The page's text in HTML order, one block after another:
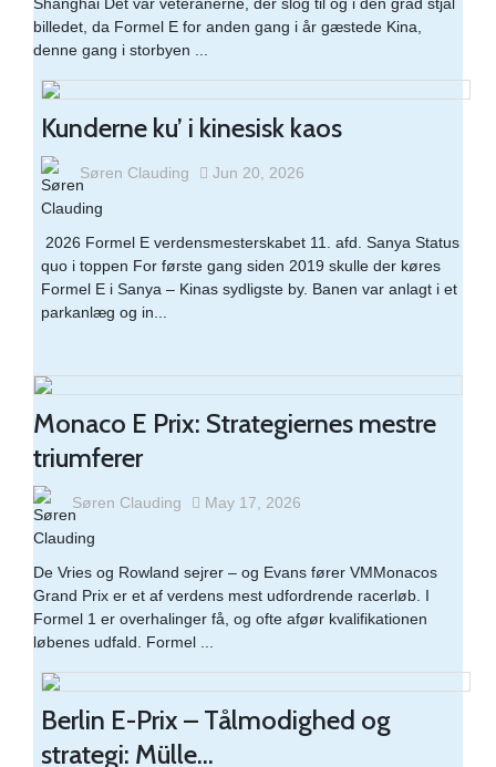
billedet, da Formel E for anden gang i år gæstede Kina,
denne gang i storbyen ...
Kunderne ku’ i kinesisk kaos
Søren Clauding Jun 20, 2026
​ 2026 Formel E verdensmesterskabet 11. afd. Sanya Status
quo i toppen For første gang siden 2019 skulle der køres
Formel E i Sanya – Kinas sydligste by. Banen var anlagt i et
parkanlæg og in...
Monaco E Prix: Strategiernes mestre
triumferer
Søren Clauding May 17, 2026
De Vries og Rowland sejrer – og Evans fører VMMonacos
Grand Prix er et af verdens mest udfordrende racerløb. I
Formel 1 er overhalinger få, og ofte afgør kvalifikationen
løbenes udfald. Formel ...
Berlin E-Prix – Tålmodighed og
strategi: Mülle...